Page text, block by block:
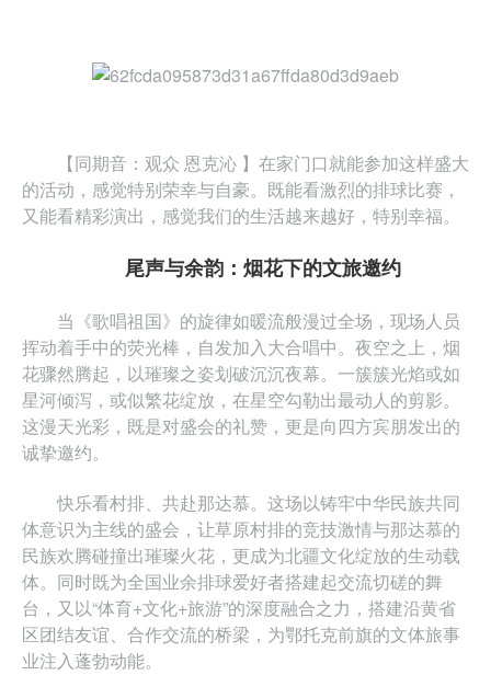
【同期音：观众 恩克沁 】在家门口就能参加这样盛大
的活动，感觉特别荣幸与自豪。既能看激烈的排球比赛，
又能看精彩演出，感觉我们的生活越来越好，特别幸福。
尾声与余韵：烟花下的文旅邀约
当《歌唱祖国》的旋律如暖流般漫过全场，现场人员
挥动着手中的荧光棒，自发加入大合唱中。夜空之上，烟
花骤然腾起，以璀璨之姿划破沉沉夜幕。一簇簇光焰或如
星河倾泻，或似繁花绽放，在星空勾勒出最动人的剪影。
这漫天光彩，既是对盛会的礼赞，更是向四方宾朋发出的
诚挚邀约。
快乐看村排、共赴那达慕。这场以铸牢中华民族共同
体意识为主线的盛会，让草原村排的竞技激情与那达慕的
民族欢腾碰撞出璀璨火花，更成为北疆文化绽放的生动载
体。同时既为全国业余排球爱好者搭建起交流切磋的舞
台，又以“体育+文化+旅游”的深度融合之力，搭建沿黄省
区团结友谊、合作交流的桥梁，为鄂托克前旗的文体旅事
业注入蓬勃动能。